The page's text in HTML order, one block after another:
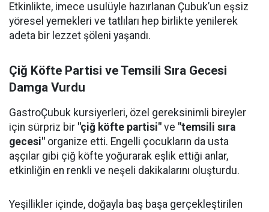
Etkinlikte, imece usulüyle hazırlanan Çubuk’un eşsiz
yöresel yemekleri ve tatlıları hep birlikte yenilerek
adeta bir lezzet şöleni yaşandı.
Çiğ Köfte Partisi ve Temsili Sıra Gecesi
Damga Vurdu
GastroÇubuk kursiyerleri, özel gereksinimli bireyler
için sürpriz bir "çiğ köfte partisi" ve "temsili sıra
gecesi" organize etti. Engelli çocukların da usta
aşçılar gibi çiğ köfte yoğurarak eşlik ettiği anlar,
etkinliğin en renkli ve neşeli dakikalarını oluşturdu.
Yeşillikler içinde, doğayla baş başa gerçekleştirilen